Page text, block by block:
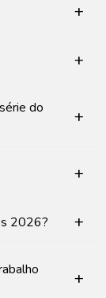
+
+
do
+
+
2026? +
+